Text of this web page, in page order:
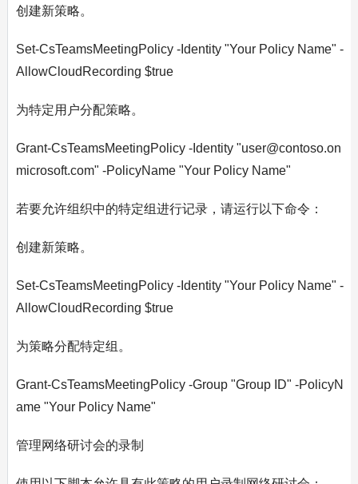
创建新策略。
Set-CsTeamsMeetingPolicy -Identity "Your Policy Name" -
AllowCloudRecording $true
为特定用户分配策略。
Grant-CsTeamsMeetingPolicy -Identity "user@contoso.on
microsoft.com" -PolicyName "Your Policy Name"
若要允许组织中的特定组进行记录，请运行以下命令：
创建新策略。
Set-CsTeamsMeetingPolicy -Identity "Your Policy Name" -
AllowCloudRecording $true
为策略分配特定组。
Grant-CsTeamsMeetingPolicy -Group "Group ID" -PolicyN
ame "Your Policy Name"
管理网络研讨会的录制